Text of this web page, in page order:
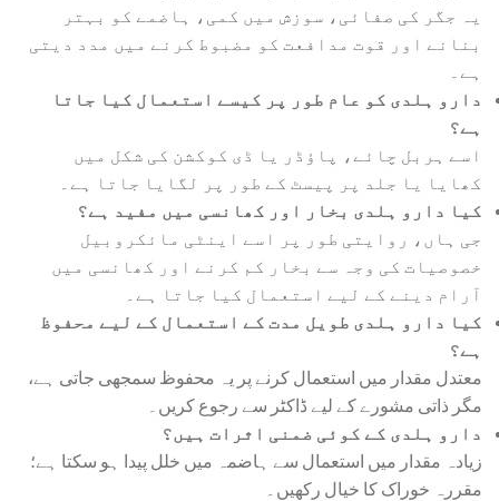
یہ جگر کی صفائی، سوزش میں کمی، ہاضمے کو بہتر
بنانے اور قوت مدافعت کو مضبوط کرنے میں مدد دیتی
ہے۔
دارو ہلدی کو عام طور پر کیسے استعمال کیا جاتا
ہے؟
اسے ہربل چائے، پاؤڈر یا ڈی کوکشن کی شکل میں
کھایا یا جلد پر پیسٹ کے طور پر لگایا جاتا ہے۔
کیا دارو ہلدی بخار اور کھانسی میں مفید ہے؟
جی ہاں، روایتی طور پر اسے اینٹی مائکروبیل
خصوصیات کی وجہ سے بخار کم کرنے اور کھانسی میں
آرام دینے کے لیے استعمال کیا جاتا ہے۔
کیا دارو ہلدی طویل مدت کے استعمال کے لیے محفوظ
ہے؟
معتدل مقدار میں استعمال کرنے پر یہ محفوظ سمجھی جاتی ہے،
مگر ذاتی مشورے کے لیے ڈاکٹر سے رجوع کریں۔
دارو ہلدی کے کوئی ضمنی اثرات ہیں؟
زیادہ مقدار میں استعمال سے ہاضمہ میں خلل پیدا ہو سکتا ہے؛
مقررہ خوراک کا خیال رکھیں۔